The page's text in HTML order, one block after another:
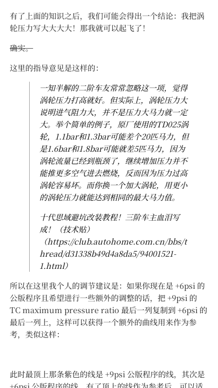
有了上面的知识之后，我们可能会得出一个结论：我把涡
轮压力写大大大大！那我就可以起飞了！
确实。
这里的指导意见是这样的：
一知半解的二阶车友常常忽略这一项，觉得
涡轮压力打高就好。但实际上，涡轮压力大
说明进气阻力大，并不是压力大马力就一定
大。举个简单的例子，原厂使用的TD025涡
轮，1.1bar和1.3bar可能差个20匹马力，但
是1.6bar和1.8bar可能就差5匹马力，因为
涡轮流量已经到瓶颈了，继续增加压力并不
能推更多空气进去燃烧，反而因为压力过高
涡轮容易坏。而你换一个加大涡轮，用更小
的涡轮压力就能达到相同的最大马力值。
十代思域避坑改装教程！三阶车主血泪写
成！（技术贴）
（https://club.autohome.com.cn/bbs/t
hread/d31338b49d4a8da5/94001521-
1.html）
所以在这里我个人的调节建议是：如果你现在是 +6psi 的
公版程序且希望进行一些额外的调整的话，把 +9psi 的
TC maximum pressure ratio 最后一列复制到 +6psi 的
最后一列上，这样可以获得一个额外的曲线用来作为参
考，类似这样：
此时最顶上那条紫色的线是 +9psi 公版程序的线，其次是